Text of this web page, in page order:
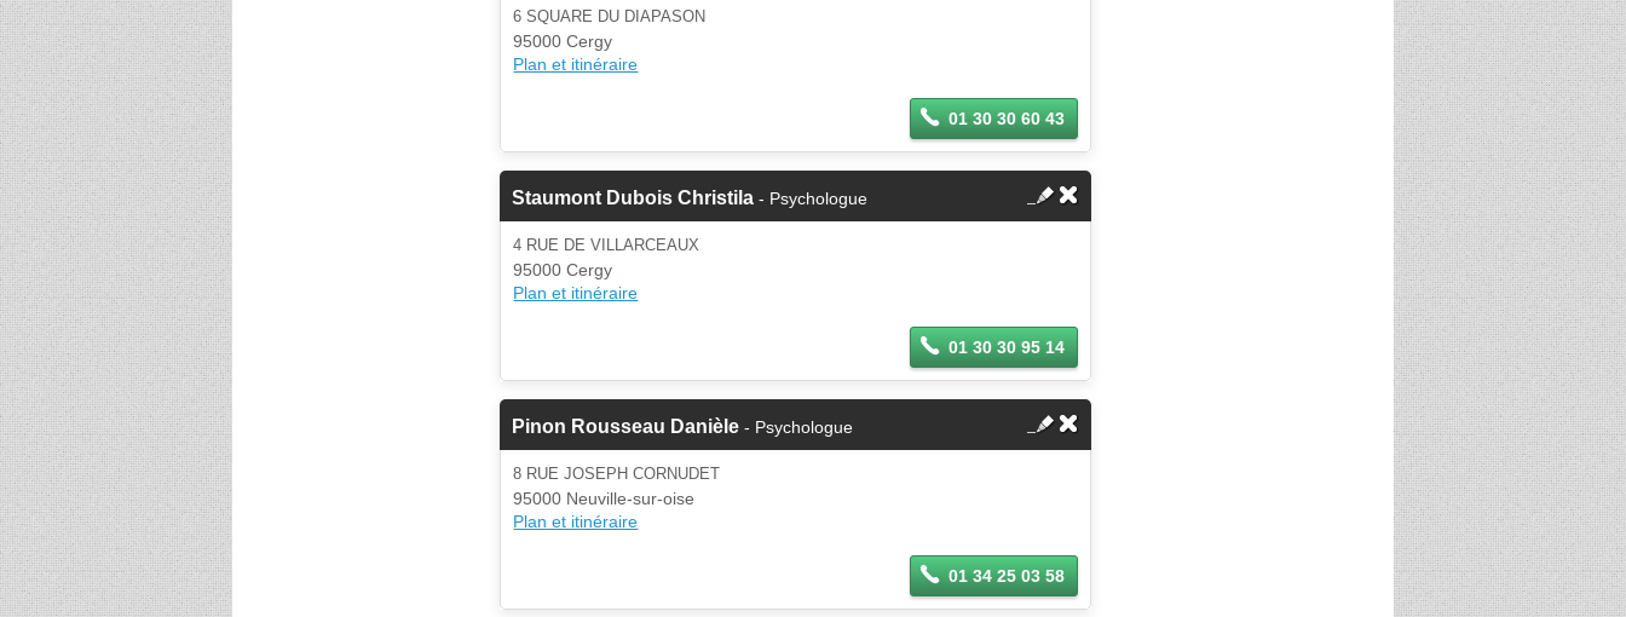
6 SQUARE DU DIAPASON
95000 Cergy
Plan et itinéraire
01 30 30 60 43
Staumont Dubois Christila - Psychologue
4 RUE DE VILLARCEAUX
95000 Cergy
Plan et itinéraire
01 30 30 95 14
Pinon Rousseau Danièle - Psychologue
8 RUE JOSEPH CORNUDET
95000 Neuville-sur-oise
Plan et itinéraire
01 34 25 03 58